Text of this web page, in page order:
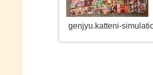
genjyu.katteni-